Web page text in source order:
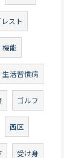
スト
機能
生活習慣病
ゴルフ
西区
受け身